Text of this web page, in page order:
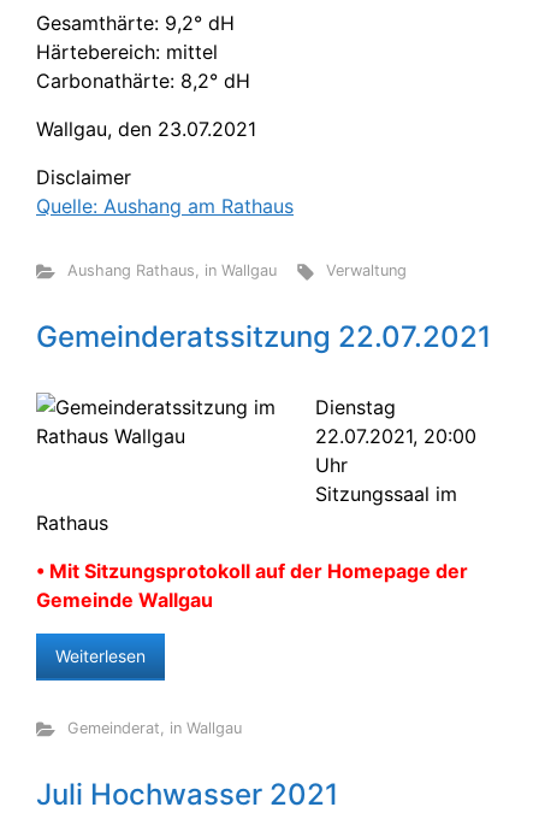
Gesamthärte: 9,2° dH
Härtebereich: mittel
Carbonathärte: 8,2° dH
Wallgau, den 23.07.2021
Disclaimer
Quelle: Aushang am Rathaus
Aushang Rathaus, in Wallgau Verwaltung
Gemeinderatssitzung 22.07.2021
Dienstag
22.07.2021, 20:00
Uhr
Sitzungssaal im
Rathaus
• Mit Sitzungsprotokoll auf der Homepage der
Gemeinde Wallgau
Weiterlesen
Gemeinderat, in Wallgau
Juli Hochwasser 2021